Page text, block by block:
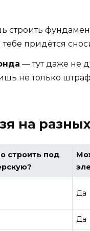
придётся
— тут даже не
не только штраф,
на
строить под
Да
Да